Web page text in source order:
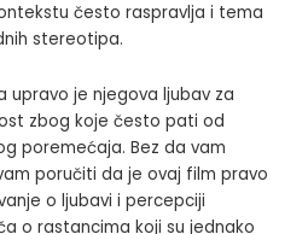
često raspravlja i tema
stereotipa.
upravo je njegova ljubav za
zbog koje često pati od
poremećaja. Bez da vam
poručiti da je ovaj film pravo
o ljubavi i percepciji
o rastancima koji su jednako